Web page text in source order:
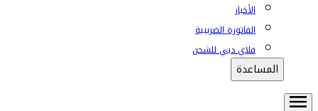
الأخبار
الفاتورة الضريبية
فلاي دبي للشحن
المساعدة